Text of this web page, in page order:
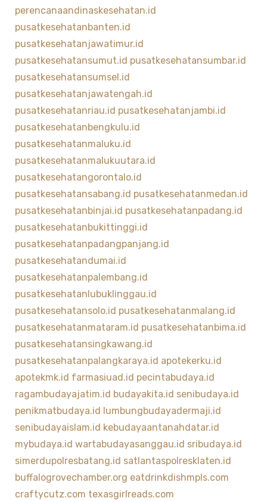
perencanaandinaskesehatan.id
pusatkesehatanbanten.id
pusatkesehatanjawatimur.id
pusatkesehatansumut.id pusatkesehatansumbar.id
pusatkesehatansumsel.id
pusatkesehatanjawatengah.id
pusatkesehatanriau.id pusatkesehatanjambi.id
pusatkesehatanbengkulu.id
pusatkesehatanmaluku.id
pusatkesehatanmalukuutara.id
pusatkesehatangorontalo.id
pusatkesehatansabang.id pusatkesehatanmedan.id
pusatkesehatanbinjai.id pusatkesehatanpadang.id
pusatkesehatanbukittinggi.id
pusatkesehatanpadangpanjang.id
pusatkesehatandumai.id
pusatkesehatanpalembang.id
pusatkesehatanlubuklinggau.id
pusatkesehatansolo.id pusatkesehatanmalang.id
pusatkesehatanmataram.id pusatkesehatanbima.id
pusatkesehatansingkawang.id
pusatkesehatanpalangkaraya.id apotekerku.id
apotekmk.id farmasiuad.id pecintabudaya.id
ragambudayajatim.id budayakita.id senibudaya.id
penikmatbudaya.id lumbungbudayadermaji.id
senibudayaislam.id kebudayaantanahdatar.id
mybudaya.id wartabudayasanggau.id sribudaya.id
simerdupolresbatang.id satlantaspolresklaten.id
buffalogrovechamber.org eatdrinkdishmpls.com
craftycutz.com texasgirlreads.com